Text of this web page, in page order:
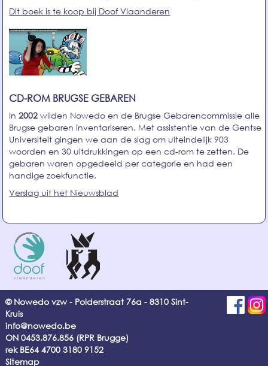
Dit boek is te koop bij Doof Vlaanderen
CD-ROM BRUGSE GEBAREN
In2002wilden Nowedo en de Brugse Gebarencommissiealle
Brugse gebaren inventariseren. Met assistentie van de Gentse
Universiteit gingen we aan de slag om uiteindelijk903
woorden en 30 uitdrukkingenop een cd-rom te zetten. De
gebaren waren opgedeeld per categorie en had een
handige zoekfunctie.
Verslag uit het Nieuwsblad
© Nowedo vzw - Polderstraat 76a - 8310 Sint-
Kruis
info@nowedo.be
ON 0453.876.856 (RPR Brugge)
rek BE64 4700 3180 9152
Sitemap